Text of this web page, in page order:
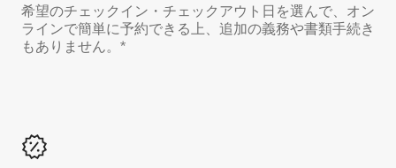
希望のチェックイン・チェックアウト日を選んで、オン
ラインで簡単に予約できる上、追加の義務や書類手続き
もありません。*